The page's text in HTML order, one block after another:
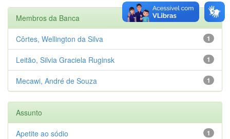
Membros da Banca
1
Côrtes, Wellington da Silva
1
Leitão, Silvia Graciela Ruginsk
1
Mecawi, André de Souza
Assunto
1
Apetite ao sódio